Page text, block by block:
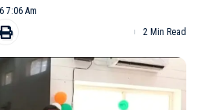
7:06 Am
2 Min Read